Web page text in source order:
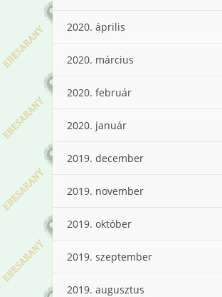
2020. április
2020. március
2020. február
2020. január
2019. december
2019. november
2019. október
2019. szeptember
2019. augusztus